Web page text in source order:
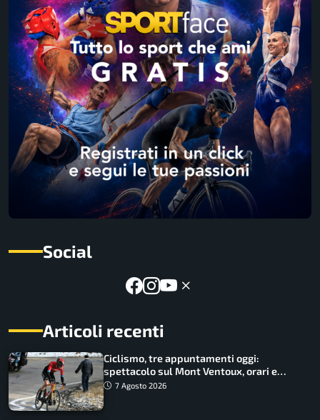
Social
Articoli recenti
Ciclismo, tre appuntamenti oggi:
spettacolo sul Mont Ventoux, orari e
come vederli
7 Agosto 2026